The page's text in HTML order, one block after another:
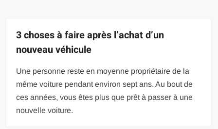
3 choses à faire après l’achat d’un
nouveau véhicule
Une personne reste en moyenne propriétaire de la
même voiture pendant environ sept ans. Au bout de
ces années, vous êtes plus que prêt à passer à une
nouvelle voiture.